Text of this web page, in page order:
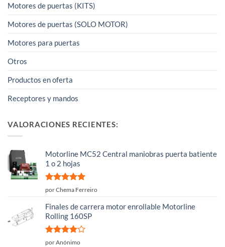
Motores de puertas (KITS)
Motores de puertas (SOLO MOTOR)
Motores para puertas
Otros
Productos en oferta
Receptores y mandos
VALORACIONES RECIENTES:
Motorline MC52 Central maniobras puerta batiente
1 o 2 hojas
Valorado
por Chema Ferreiro
Finales de carrera motor enrollable Motorline
Rolling 160SP
Valorado
por Anónimo